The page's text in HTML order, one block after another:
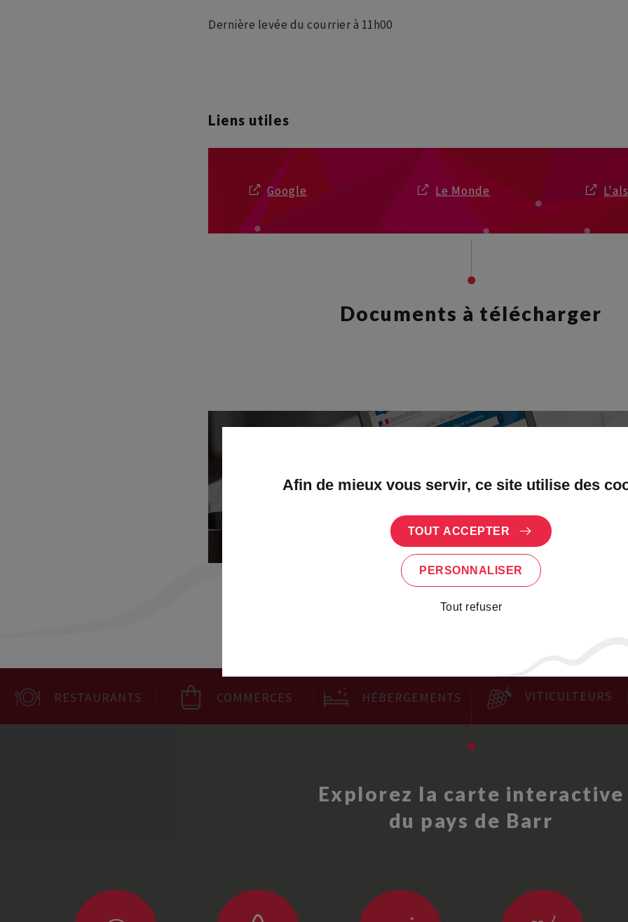
Dernière levée du courrier à 11h00
Liens utiles
Google Le Monde
Documents à télécharger
et démarches
Retrouvez plus d’informations sur
Explorez la carte interactive
du pays de Barr
RESTAURANTS COMMERCES HÉBERGEMENTS VITICULTEURS
Afin de mieux vous servir, ce site utilise des
TOUT ACCEPTER
PERSONNALISER
Tout refuser